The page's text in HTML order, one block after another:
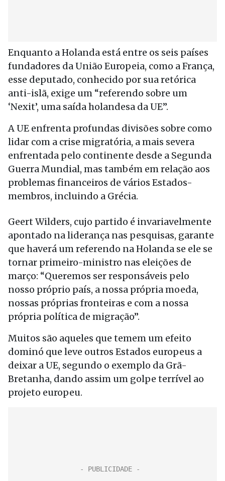
Enquanto a Holanda está entre os seis países
fundadores da União Europeia, como a França,
esse deputado, conhecido por sua retórica
anti-islã, exige um “referendo sobre um
‘Nexit’, uma saída holandesa da UE”.
A UE enfrenta profundas divisões sobre como
lidar com a crise migratória, a mais severa
enfrentada pelo continente desde a Segunda
Guerra Mundial, mas também em relação aos
problemas financeiros de vários Estados-
membros, incluindo a Grécia.
Geert Wilders, cujo partido é invariavelmente
apontado na liderança nas pesquisas, garante
que haverá um referendo na Holanda se ele se
tornar primeiro-ministro nas eleições de
março: “Queremos ser responsáveis pelo
nosso próprio país, a nossa própria moeda,
nossas próprias fronteiras e com a nossa
própria política de migração”.
Muitos são aqueles que temem um efeito
dominó que leve outros Estados europeus a
deixar a UE, segundo o exemplo da Grã-
Bretanha, dando assim um golpe terrível ao
projeto europeu.